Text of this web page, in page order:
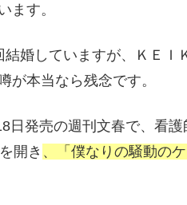
ます。
婚していますが、ＫＥ
が本当なら残念です。
日発売の週刊文春で、看
開き 、「僕なりの騒動の